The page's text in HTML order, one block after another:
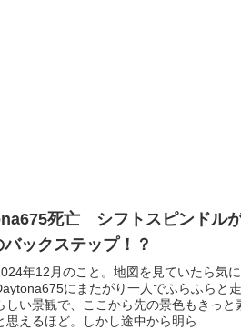
死亡 シフトスピンドル
バックステップ！？
年12月のこと。地図を見ていたら気
にまたがり一人でふらふらと
しい景観で、ここから先の景色もきっと
思えるほど。しかし途中から明ら...